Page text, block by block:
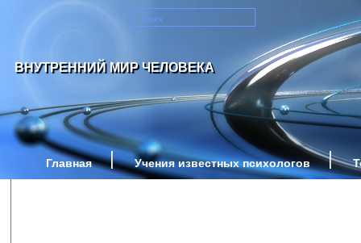
ВНУТРЕННИЙ МИР ЧЕЛОВЕКА
Главная Учения известных психологов